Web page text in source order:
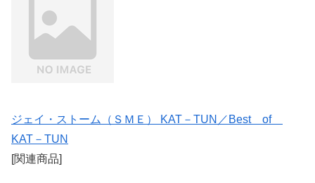
ジェイ・ストーム（ＳＭＥ） KAT－TUN／Best of
KAT－TUN
[関連商品]